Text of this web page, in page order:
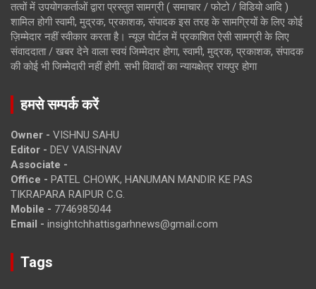
तत्वों में उपयोगकर्ताओं द्वारा प्रस्तुत सामग्री ( समाचार / फोटो / विडियो आदि )
शामिल होगी स्वामी, मुद्रक, प्रकाशक, संपादक इस तरह के सामग्रियों के लिए कोई
ज़िम्मेदार नहीं स्वीकार करता है। न्यूज़ पोर्टल में प्रकाशित ऐसी सामग्री के लिए
संवाददाता / खबर देने वाला स्वयं जिम्मेदार होगा, स्वामी, मुद्रक, प्रकाशक, संपादक
की कोई भी जिम्मेदारी नहीं होगी. सभी विवादों का न्यायक्षेत्र रायपुर होगा
हमसे सम्पर्क करें
Owner - VISHNU SAHU
Editor - DEV VAISHNAV
Associate -
Office - PATEL CHOWK, HANUMAN MANDIR KE PAS
TIKRAPARA RAIPUR C.G.
Mobile - 7746985044
Email - insightchhattisgarhnews@gmail.com
Tags